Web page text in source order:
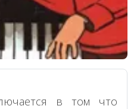
в том что